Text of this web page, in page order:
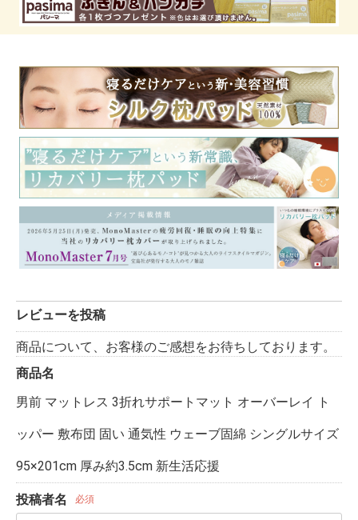
レビューを投稿
商品について、お客様のご感想をお待ちしております。
商品名
男前 マットレス 3折れサポートマット オーバーレイ ト
ッパー 敷布団 固い 通気性 ウェーブ固綿 シングルサイズ
95×201cm 厚み約3.5cm 新生活応援
投稿者名 必須